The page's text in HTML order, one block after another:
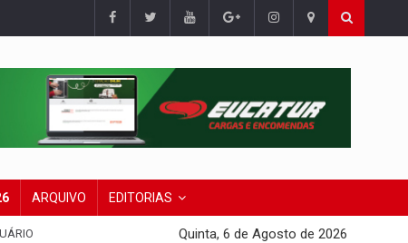
ARQUIVO EDITORIAS
Quinta, 6 de Agosto de 2026